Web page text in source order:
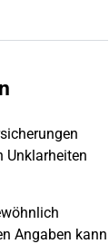
Unklarheiten
Angaben kann